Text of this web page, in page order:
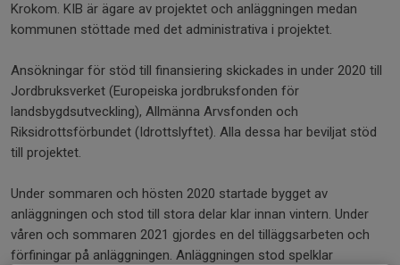
Krokom. KIB är ägare av projektet och anläggningen medan
kommunen stöttade med det administrativa i projektet.
Ansökningar för stöd till finansiering skickades in under 2020 till
Jordbruksverket (Europeiska jordbruksfonden för
landsbygdsutveckling), Allmänna Arvsfonden och
Riksidrottsförbundet (Idrottslyftet). Alla dessa har beviljat stöd
till projektet.
Under sommaren och hösten 2020 startade bygget av
anläggningen och stod till stora delar klar innan vintern. Under
våren och sommaren 2021 gjordes en del tilläggsarbeten och
förfiningar på anläggningen. Anläggningen stod spelklar